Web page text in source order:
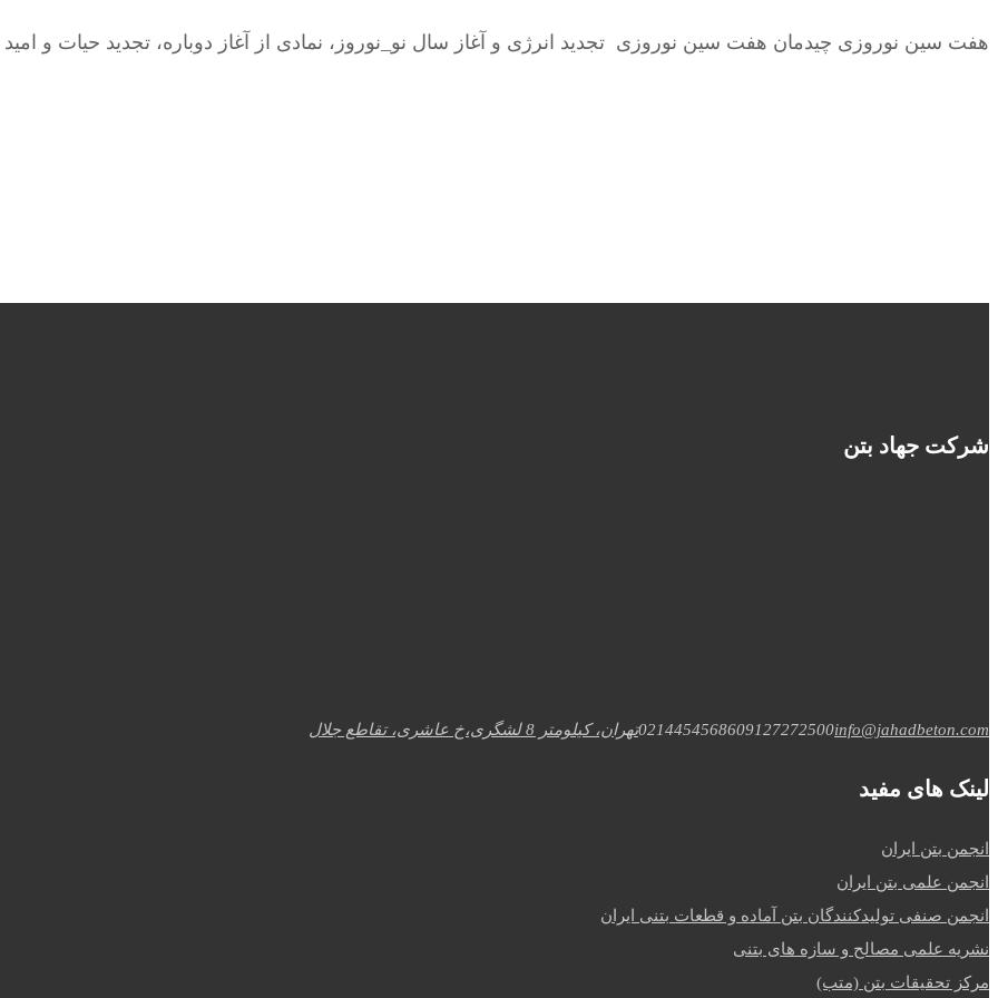
هفت سین نوروزی چیدمان هفت سین نوروزی تجدید انرژی و آغاز سال نو_نوروز، نمادی از آغاز دوباره، تجدید حیات و
شرکت جهاد بتن
0214454568609127272500info@jahadbeton.com تهران، کیلومتر 8 لشگری،خ عاشری، تقاطع جلال
لینک های مفید
انجمن بتن ایران
انجمن علمی بتن ایران
انجمن صنفی تولیدکنندگان بتن آماده و قطعات بتنی ایران
نشریه علمی مصالح و سازه های بتنی
مرکز تحقیقات بتن (متب)